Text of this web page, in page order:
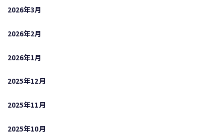
2026年3月
2026年2月
2026年1月
2025年12月
2025年11月
2025年10月